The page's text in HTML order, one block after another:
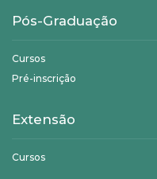
Pós-Graduação
Cursos
Pré-inscrição
Extensão
Cursos